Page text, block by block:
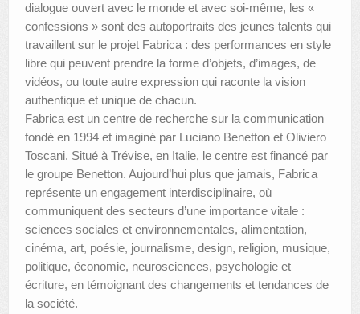
dialogue ouvert avec le monde et avec soi-même, les «
confessions » sont des autoportraits des jeunes talents qui
travaillent sur le projet Fabrica : des performances en style
libre qui peuvent prendre la forme d’objets, d’images, de
vidéos, ou toute autre expression qui raconte la vision
authentique et unique de chacun.
Fabrica est un centre de recherche sur la communication
fondé en 1994 et imaginé par Luciano Benetton et Oliviero
Toscani. Situé à Trévise, en Italie, le centre est financé par
le groupe Benetton. Aujourd’hui plus que jamais, Fabrica
représente un engagement interdisciplinaire, où
communiquent des secteurs d’une importance vitale :
sciences sociales et environnementales, alimentation,
cinéma, art, poésie, journalisme, design, religion, musique,
politique, économie, neurosciences, psychologie et
écriture, en témoignant des changements et tendances de
la société.